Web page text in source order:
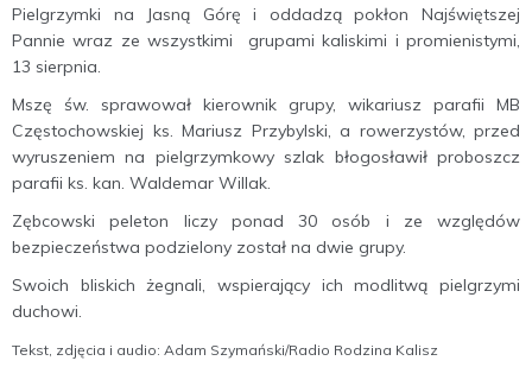
Pielgrzymki na Jasną Górę i oddadzą pokłon Najświętszej
Pannie wraz ze wszystkimi grupami kaliskimi i promienistymi,
13 sierpnia.
Mszę św. sprawował kierownik grupy, wikariusz parafii MB
Częstochowskiej ks. Mariusz Przybylski, a rowerzystów, przed
wyruszeniem na pielgrzymkowy szlak błogosławił proboszcz
parafii ks. kan. Waldemar Willak.
Zębcowski peleton liczy ponad 30 osób i ze względów
bezpieczeństwa podzielony został na dwie grupy.
Swoich bliskich żegnali, wspierający ich modlitwą pielgrzymi
duchowi.
Tekst, zdjęcia i audio: Adam Szymański/Radio Rodzina Kalisz